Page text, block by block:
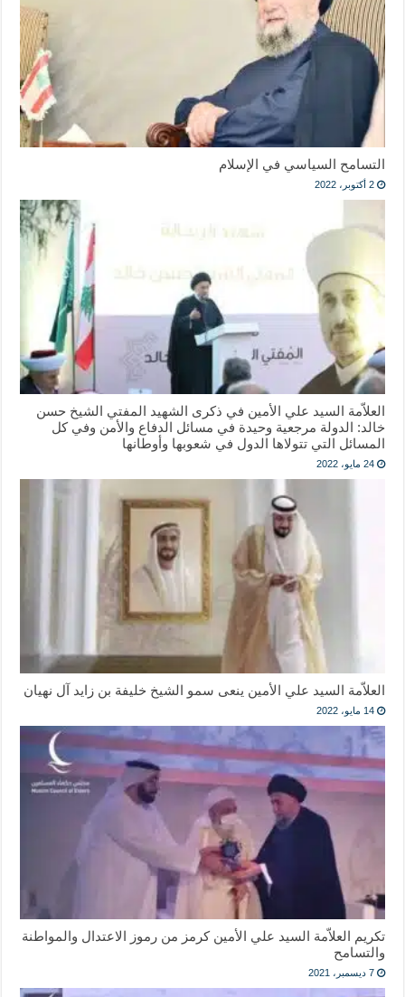
التسامح السياسي في الإسلام
2 أكتوبر، 2022
العلاّمة السيد علي الأمين في ذكرى الشهيد المفتي الشيخ حسن
خالد: الدولة مرجعية وحيدة في مسائل الدفاع والأمن وفي كل
المسائل التي تتولاها الدول في شعوبها وأوطانها
24 مايو، 2022
العلاّمة السيد علي الأمين ينعى سمو الشيخ خليفة بن زايد آل نهيان
14 مايو، 2022
تكريم العلاّمة السيد علي الأمين كرمز من رموز الاعتدال والمواطنة
والتسامح
7 ديسمبر، 2021